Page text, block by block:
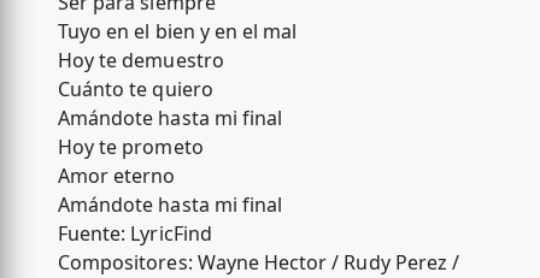
Tuyo en el bien y en el mal
Hoy te demuestro
Cuánto te quiero
Amándote hasta mi final
Hoy te prometo
Amor eterno
Amándote hasta mi final
Fuente: LyricFind
Compositores: Wayne Hector / Rudy Perez /